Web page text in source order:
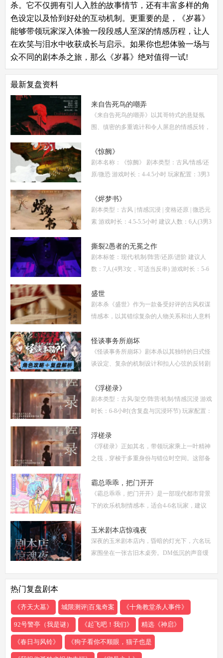
杀。它不仅拥有引人入胜的故事情节，还有丰富多样的角
色设定以及恰到好处的互动机制。更重要的是，《岁暮》
能够带领玩家深入体验一段段感人至深的情感历程，让人
在欢笑与泪水中收获成长与启示。如果你也想体验一场与
众不同的剧本杀之旅，那么《岁暮》绝对值得一试!
最新复盘资料
来自告死鸟的嘲弄
《来自告死鸟的嘲弄》以其哥特式的悬疑氛
围、缜密的多重诡计和令人屏息的情感反转，
南将从线索流程梳理、角色任务解析、核心诡
计拆
《惊阙》
剧本名称：《惊阙》 剧本类型：古风/情感/还
原/微恐 游戏时长：4-4.5小时 玩家配置：3男3
体验测评内容，复盘答案仅需2步： (1)关注微
信公
《烬梦书》
剧本类型：古风 | 情感沉浸 | 变格还原 | 微恐元
素 游戏时长：4.5-5.5小时 建议人数：6人(3男3
风故事、情感细腻、偏好剧情还原的玩家 《烬
梦
撕裂2愚者的无冕之作
剧本标签：现代/机制/阵营/还原/进阶 建议人
数：7人(4男3女，可适当反串) 游戏时长：5-6
《撕裂2愚者的无冕之作》玩家点评关键词：
机制
盛世
剧本杀《盛世》作为一款备受好评的古风权谋
情感本，以其错综复杂的人物关系和出人意料
供全面的复盘解析，包括角色攻略、关键线索
解
怪谈事务所崩坏
《怪谈事务所崩坏》剧本杀以其独特的日式怪
谈设定、复杂的机制设计和扣人心弦的反转剧
复盘、体验测评、新本攻略、类型时间和玩家
点
《浮槎录》
剧本类型：古风/架空/阵营/机制/情感沉浸 游戏
时长：6-8小时(含复盘与沉浸环节) 玩家配置：
别选择以增强代入感) 适合玩家：适合喜爱深
度
浮槎录
《浮槎录》正如其名，带领玩家乘上一叶精神
之筏，穿梭于多重身份与错位时空间。这部备
精密的机制设计和深刻的人性探讨，在剧本杀
圈
霸总乖乖，把门开开
《霸总乖乖，把门开开》是一部现代都市背景
下的欢乐机制情感本，适合4-6名玩家，建议
争、家族恩怨与情感纠葛，以轻松幽默的笔触
描绘了一
玉米剧本店惊魂夜
深夜的玉米剧本店内，昏暗的灯光下，六名玩
家围坐在一张古旧木桌旁。DM低沉的声音缓
热门复盘剧本
《齐天大墓》 城限测评|百鬼奇案 《十角教堂杀人事件》
92号警亭（我是谜） 《起飞吧！我们》 精选《神启》
《春日与风铃》 《狗子看你不顺眼，猫子也是